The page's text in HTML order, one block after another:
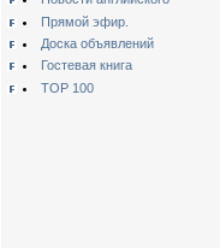
Прямой эфир.
Доска объявлений
Гостевая книга
TOP 100